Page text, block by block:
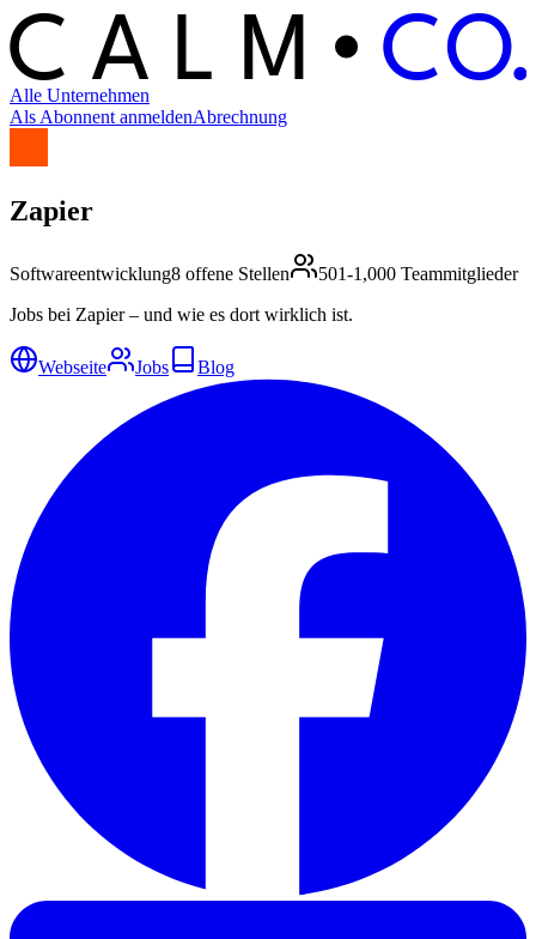
C ALM C O.
Alle Unternehmen
Als Abonnent anmeldenAbrechnung
Zapier
Softwareentwicklung8 offene Stellen
501-1,000 Teammitglieder
Jobs bei Zapier – und wie es dort wirklich ist.
Webseite Jobs Blog